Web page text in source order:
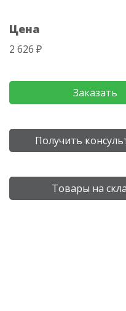
Цена
2 626 ₽
Заказать
Получить
Товары на